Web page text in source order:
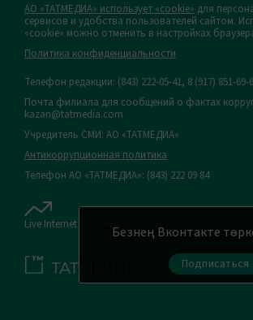
Безнең Вконтакте
Подписаться
АО «ТАТМЕДИА» использует «cookie» для
сервисов и удобства пользователей сайтом.
«cookie» можно отменить в настройках
Политика конфиденциальности
Телефон редакции: (843) 222-05-41, 8 (917) 851-69-
Почта филиала для сообщений о фактах
kazan@tatmedia.com
Учредитель СМИ: АО «ТАТМЕДИА»
Антикоррупционная политика
Телефон АО «ТАТМЕДИА»: (843) 222 09 84
Live Internet